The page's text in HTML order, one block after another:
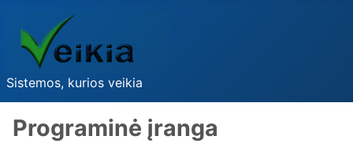
Sistemos, kurios veikia
Programinė įranga